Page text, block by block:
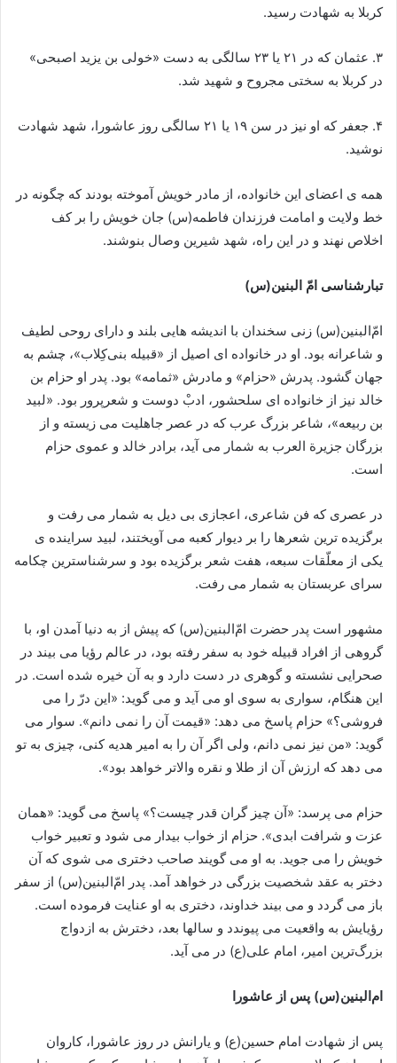
کربلا به شهادت رسید.
۳. عثمان که در ۲۱ یا ۲۳ سالگى به دست «خولى بن یزید اصبحى»
در کربلا به سختى مجروح و شهید شد.
۴. جعفر که او نیز در سن ۱۹ یا ۲۱ سالگى روز عاشورا، شهد شهادت
نوشید.
همه ی اعضاى این خانواده، از مادر خویش آموخته بودند که چگونه در
خط ولایت و امامت فرزندان فاطمه(س) جان خویش را بر کف
اخلاص نهند و در این راه، شهد شیرین وصال بنوشند.
تبارشناسى امّ البنین‏(س)
امّ‌البنین‏(س) زنى سخن‏دان با اندیشه‏ هایی بلند و داراى روحى لطیف
و شاعرانه بود. او در خانواده‏ اى اصیل از «قبیله بنى‌کِلاب»، چشم به
جهان گشود. پدرش «حزام» و مادرش «ثمامه» بود. پدر او حزام بن
خالد نیز از خانواده‏ اى سلحشور، ادبْ دوست و شعرپرور بود. «لبید
بن ربیعه»، شاعر بزرگ عرب که در عصر جاهلیت می زیسته و از
بزرگان جزیرة العرب به شمار می آید، برادر خالد و عموى حزام
است.
در عصرى که فن شاعرى، اعجازى بی دیل به شمار می رفت و
برگزیده‏ ترین شعرها را بر دیوار کعبه می آویختند، لبید سراینده ی
یکى از معلّقات سبعه، هفت شعر برگزیده بود و سرشناس‏ترین چکامه‏
سراى عربستان به شمار می رفت.
مشهور است پدر حضرت امّ‌البنین‏(س) که پیش از به دنیا آمدن او، با
گروهى از افراد قبیله خود به سفر رفته بود، در عالم رؤیا می بیند در
صحرایى نشسته و گوهرى در دست دارد و به آن خیره شده است. در
این هنگام، سوارى به سوى او می آید و می گوید: «این درّ را می
فروشى؟» حزام پاسخ می دهد: «قیمت آن را نمی دانم». سوار می
گوید: «من نیز نمی دانم، ولى اگر آن را به امیر هدیه کنى، چیزى به تو
می دهد که ارزش آن از طلا و نقره والاتر خواهد بود».
حزام می پرسد: «آن چیز گران قدر چیست؟» پاسخ می گوید: «همان
عزت و شرافت ابدى». حزام از خواب بیدار می شود و تعبیر خواب
خویش را می جوید. به او می گویند صاحب دخترى می شوى که آن
دختر به عقد شخصیت بزرگى در خواهد آمد. پدر امّ‌البنین(س) از سفر
باز می گردد و می بیند خداوند، دخترى به او عنایت فرموده است.
رؤیایش به واقعیت می پیوندد و سال‏ها بعد، دخترش به ازدواج
بزرگ‌ترین امیر، امام على(ع) در می آید.
ام‌البنین(س) پس از عاشورا
پس از شهادت امام حسین(ع) و یارانش در روز عاشورا، کاروان